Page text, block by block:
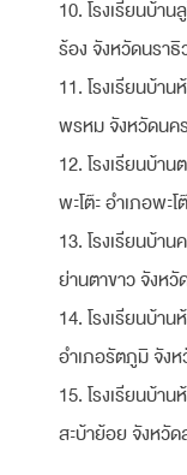
10. โรงเรียนบ้าน
ร้อง จังหวัดนราธิ
11. โรงเรียนบ้า
พรหม จังหวัดนค
12. โรงเรียนบ้า
พะโต๊ะ อำเภอพะ
13. โรงเรียนบ้า
ย่านตาขาว จังหวั
14. โรงเรียนบ้า
อำเภอรัตภูมิ จัง
15. โรงเรียนบ้า
สะบ้าย้อย จังหวั